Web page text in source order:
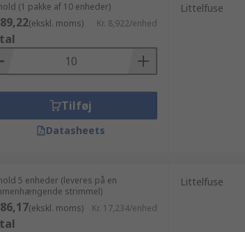
(1 pakke af 10 enheder)
(ekskl. moms) Kr. 8,922/enhed
Tilføj
Datasheets
Littelfuse
5 enheder (leveres på en
strimmel)
(ekskl. moms) Kr. 17,234/enhed
Littelfuse